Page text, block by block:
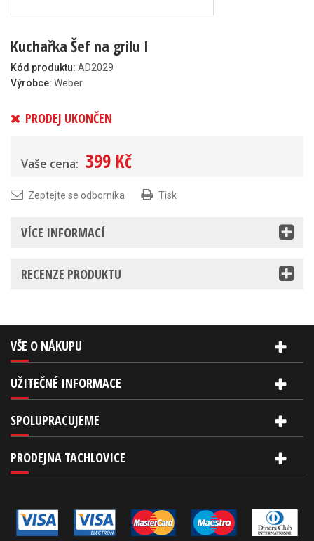
Kuchařka Šef na grilu I
Kód produktu: AD2029
Výrobce: Weber
PRODEJ UKONČEN
Vaše cena: 399 Kč
Zeptejte se odborníka Tisk
VÍCE INFORMACÍ
RECENZE PRODUKTU
VŠE O NÁKUPU
UŽITEČNÉ INFORMACE
SPOLUPRACUJEME
PRODEJNA TACHLOVICE